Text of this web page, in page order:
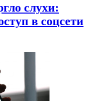
слухи:
в соцсети